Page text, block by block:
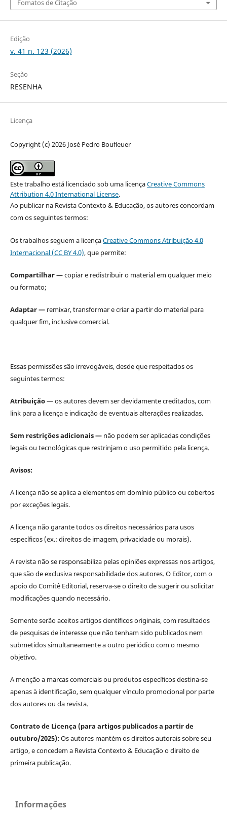
Fomatos de Citação
Edição
v. 41 n. 123 (2026)
Seção
RESENHA
Licença
Copyright (c) 2026 José Pedro Boufleuer
Este trabalho está licenciado sob uma licençaCreative Commons
Attribution 4.0 International License.
Ao publicar na Revista Contexto & Educação, os autores concordam
com os seguintes termos:
Os trabalhos seguem a licençaCreative Commons Atribuição 4.0
Internacional (CC BY 4.0), que permite:
Compartilhar —copiar e redistribuir o material em qualquer meio
ou formato;
Adaptar —remixar, transformar e criar a partir do material para
qualquer fim, inclusive comercial.
Essas permissões são irrevogáveis, desde que respeitados os
seguintes termos:
Atribuição— os autores devem ser devidamente creditados, com
link para a licença e indicação de eventuais alterações realizadas.
Sem restrições adicionais — não podem ser aplicadas condições
legais ou tecnológicas que restrinjam o uso permitido pela licença.
Avisos:
A licença não se aplica a elementos em domínio público ou cobertos
por exceções legais.
A licença não garante todos os direitos necessários para usos
específicos (ex.: direitos de imagem, privacidade ou morais).
A revista não se responsabiliza pelas opiniões expressas nos artigos,
que são de exclusiva responsabilidade dos autores. O Editor, com o
apoio do Comitê Editorial, reserva-se o direito de sugerir ou solicitar
modificações quando necessário.
Somente serão aceitos artigos científicos originais, com resultados
de pesquisas de interesse que não tenham sido publicados nem
submetidos simultaneamente a outro periódico com o mesmo
objetivo.
A menção a marcas comerciais ou produtos específicos destina-se
apenas à identificação, sem qualquer vínculo promocional por parte
dos autores ou da revista.
Contrato de Licença (para artigos publicados a partir de
outubro/2025):Os autores mantém os direitos autorais sobre seu
artigo, e concedem a Revista Contexto & Educação o direito de
primeira publicação.
Informações